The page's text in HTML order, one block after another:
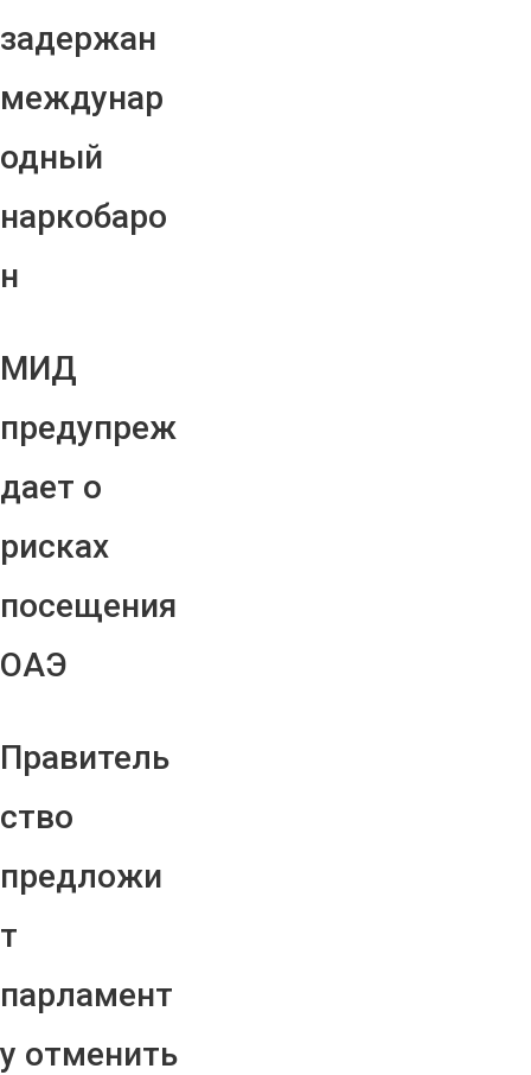
задержан
междунар
одный
наркобаро
н
МИД
предупреж
дает о
рисках
посещения
ОАЭ
Правитель
ство
предложи
т
парламент
у отменить